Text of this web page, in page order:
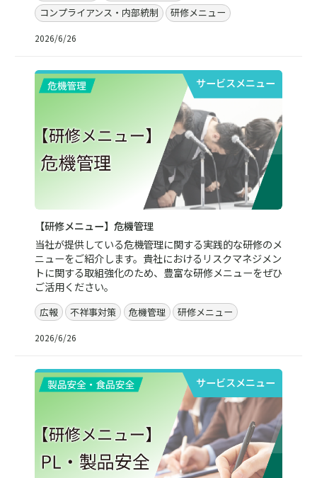
コンプライアンス・内部統制
研修メニュー
2026/6/26
サービスメニュー
【研修メニュー】危機管理
当社が提供している危機管理に関する実践的な研修のメ
ニューをご紹介します。貴社におけるリスクマネジメン
トに関する取組強化のため、豊富な研修メニューをぜひ
ご活用ください。
広報 不祥事対策 危機管理 研修メニュー
2026/6/26
サービスメニュー